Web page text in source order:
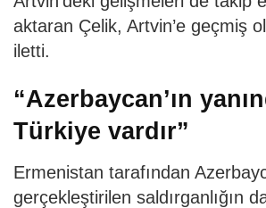
aktaran Çelik, Artvin’e geçmiş
iletti.
“Azerbaycan’ın
Türkiye vardır”
Ermenistan tarafından
gerçekleştirilen saldırganlığın